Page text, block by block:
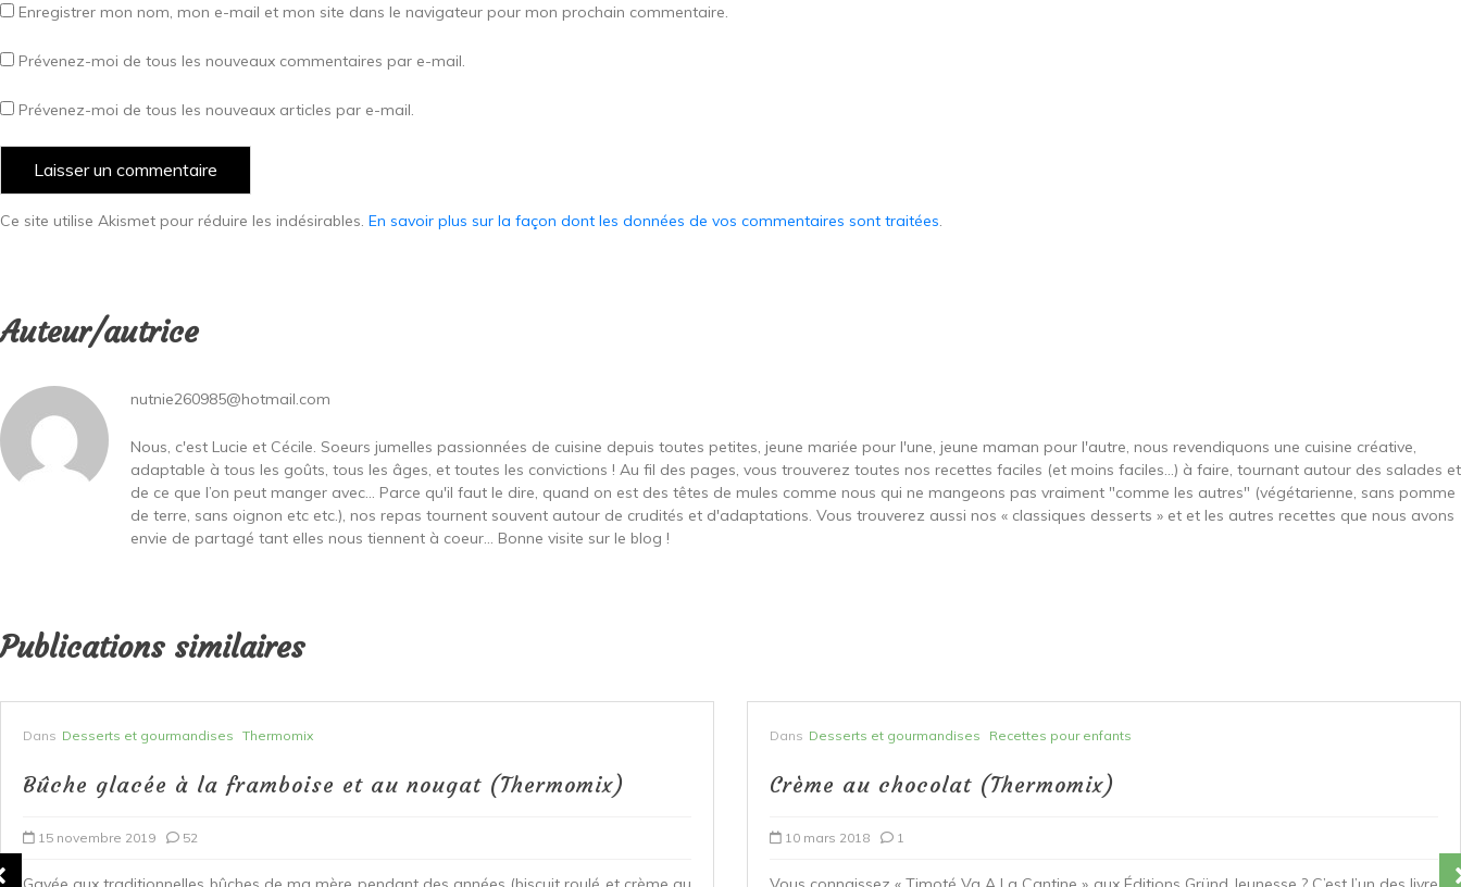
Enregistrer mon nom, mon e-mail et mon site dans le navigateur pour mon prochain commentaire.
Prévenez-moi de tous les nouveaux commentaires par e-mail.
Prévenez-moi de tous les nouveaux articles par e-mail.
Ce site utilise Akismet pour réduire les indésirables. En savoir plus sur la façon dont les données de vos commentaires sont traitées.
Auteur/autrice
nutnie260985@hotmail.com
Nous, c'est Lucie et Cécile. Soeurs jumelles passionnées de cuisine depuis toutes petites, jeune mariée pour l'une, jeune maman pour l'autre, nous revendiquons une cuisine créative,
adaptable à tous les goûts, tous les âges, et toutes les convictions ! Au fil des pages, vous trouverez toutes nos recettes faciles (et moins faciles…) à faire, tournant autour des salades et
de ce que l’on peut manger avec… Parce qu'il faut le dire, quand on est des têtes de mules comme nous qui ne mangeons pas vraiment "comme les autres" (végétarienne, sans pomme
de terre, sans oignon etc etc.), nos repas tournent souvent autour de crudités et d'adaptations. Vous trouverez aussi nos « classiques desserts » et et les autres recettes que nous avons
envie de partagé tant elles nous tiennent à coeur... Bonne visite sur le blog !
Publications similaires
Dans Desserts et gourmandises Thermomix
Bûche glacée à la framboise et au nougat (Thermomix)
15 novembre 2019 52
Dans Desserts et gourmandises Recettes pour enfants
Crème au chocolat (Thermomix)
10 mars 2018 1